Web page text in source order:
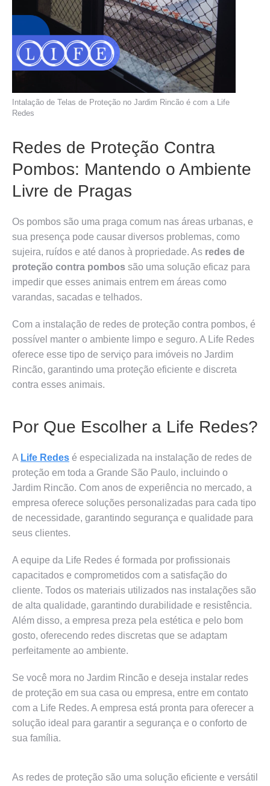
Intalação de Telas de Proteção no Jardim Rincão é com a Life
Redes
Redes de Proteção Contra
Pombos: Mantendo o Ambiente
Livre de Pragas
Os pombos são uma praga comum nas áreas urbanas, e
sua presença pode causar diversos problemas, como
sujeira, ruídos e até danos à propriedade. As redes de
proteção contra pombos são uma solução eficaz para
impedir que esses animais entrem em áreas como
varandas, sacadas e telhados.
Com a instalação de redes de proteção contra pombos, é
possível manter o ambiente limpo e seguro. A Life Redes
oferece esse tipo de serviço para imóveis no Jardim
Rincão, garantindo uma proteção eficiente e discreta
contra esses animais.
Por Que Escolher a Life Redes?
A Life Redes é especializada na instalação de redes de
proteção em toda a Grande São Paulo, incluindo o
Jardim Rincão. Com anos de experiência no mercado, a
empresa oferece soluções personalizadas para cada tipo
de necessidade, garantindo segurança e qualidade para
seus clientes.
A equipe da Life Redes é formada por profissionais
capacitados e comprometidos com a satisfação do
cliente. Todos os materiais utilizados nas instalações são
de alta qualidade, garantindo durabilidade e resistência.
Além disso, a empresa preza pela estética e pelo bom
gosto, oferecendo redes discretas que se adaptam
perfeitamente ao ambiente.
Se você mora no Jardim Rincão e deseja instalar redes
de proteção em sua casa ou empresa, entre em contato
com a Life Redes. A empresa está pronta para oferecer a
solução ideal para garantir a segurança e o conforto de
sua família.
As redes de proteção são uma solução eficiente e versátil